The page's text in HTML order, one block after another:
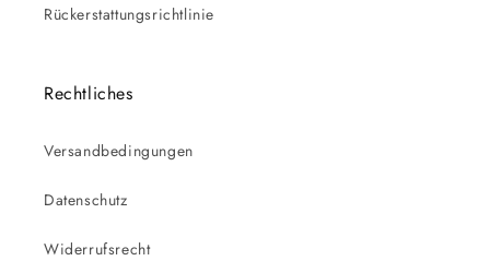
Rückerstattungsrichtlinie
Rechtliches
Versandbedingungen
Datenschutz
Widerrufsrecht